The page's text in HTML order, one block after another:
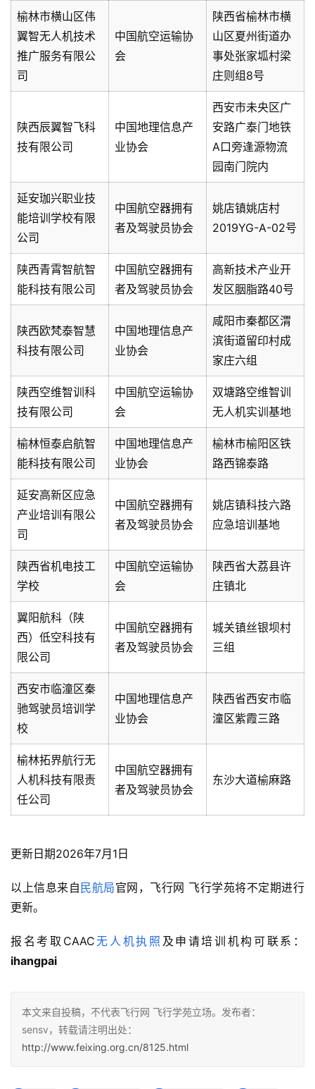
榆林市横山区伟
翼智无人机技术
推广服务有限公
司
中国航空运输协
会
陕西省榆林市横
山区夏州街道办
事处张家坬村梁
庄则组8号
陕西辰翼智飞科
技有限公司
中国地理信息产
业协会
西安市未央区广
安路广泰门地铁
A口旁逢源物流
园南门院内
延安珈兴职业技
能培训学校有限
公司
中国航空器拥有
者及驾驶员协会
姚店镇姚店村
2019YG-A-02号
陕西青霄智航智
能科技有限公司
中国航空器拥有
者及驾驶员协会
高新技术产业开
发区胭脂路40号
陕西欧梵泰智慧
科技有限公司
中国地理信息产
业协会
咸阳市秦都区渭
滨街道留印村成
家庄六组
陕西空维智训科
技有限公司
中国航空运输协
会
双塘路空维智训
无人机实训基地
榆林恒泰启航智
能科技有限公司
中国地理信息产
业协会
榆林市榆阳区铁
路西锦泰路
延安高新区应急
产业培训有限公
司
中国航空器拥有
者及驾驶员协会
姚店镇科技六路
应急培训基地
陕西省机电技工
学校
中国航空运输协
会
陕西省大荔县许
庄镇北
翼阳航科（陕
西）低空科技有
限公司
中国航空器拥有
者及驾驶员协会
城关镇丝银坝村
三组
西安市临潼区秦
驰驾驶员培训学
校
中国地理信息产
业协会
陕西省西安市临
潼区紫霞三路
榆林拓界航行无
人机科技有限责
任公司
中国航空器拥有
者及驾驶员协会
东沙大道榆麻路
更新日期2026年7月1日
以上信息来自 民航局官网，飞行网 飞行学苑将不定期进行
更新。
报名考取CAAC无人机执照 及申请培训机构可联系：
ihangpai
本文来自投稿，不代表飞行网 飞行学苑立场。发布者：
sensv，转载请注明出处：
http://www.feixing.org.cn/8125.html